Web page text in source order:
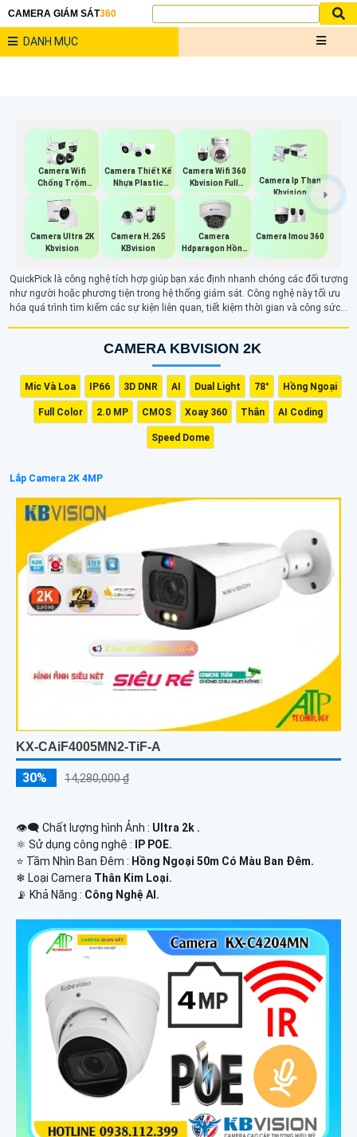
CAMERA GIÁM SÁT360
DANH MỤC
Camera Wifi
Chống Trộm
Kbvision
Camera Thiết Kế
Nhựa Plastic
Kbvision
Camera Wifi 360
Kbvision Full
Color
Camera Ip Than
Kbvision
Camera Ultra 2K
Kbvision
Camera H.265
KBvision
Camera
Hdparagon Hồng
Ngoại
Camera Imou 360
QuickPick là công nghệ tích hợp giúp bạn xác định nhanh chóng các đối tượng
như người hoặc phương tiện trong hệ thống giám sát. Công nghệ này tối ưu
hóa quá trình tìm kiếm các sự kiện liên quan, tiết kiệm thời gian và công sức
CAMERA KBVISION 2K
Mic Và Loa IP66 3D DNR AI Dual Light 78° Hồng Ngoại
Full Color 2.0 MP CMOS Xoay 360 Thân AI Coding
Speed Dome
Lắp Camera 2K 4MP
KX-CAiF4005MN2-TiF-A
30% 14,280,000 ₫
👁️‍🗨 Chất lượng hình Ảnh : Ultra 2k .
⚛️ Sử dụng công nghệ :
IP POE.
⭐ Tầm Nhìn Ban Đêm : Hồng Ngoại 50m Có Màu Ban Đêm.
❄ Loại Camera Thân Kim Loại.
️📡 Khả Năng : Công Nghệ AI.